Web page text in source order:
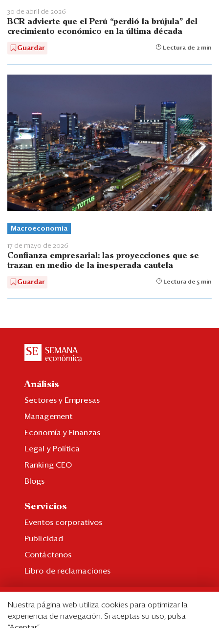
30 de abril de 2026
BCR advierte que el Perú “perdió la brújula” del
crecimiento económico en la última década
Guardar Lectura de 2 min
Macroeconomía
17 de mayo de 2026
Confianza empresarial: las proyecciones que se
trazan en medio de la inesperada cautela
Guardar Lectura de 5 min
Análisis
Sectores y Empresas
Management
Economía y Finanzas
Legal y Política
Ranking CEO
Blogs
Servicios
Eventos corporativos
Publicidad
Contáctenos
Libro de reclamaciones
Suscripción individual
Nuestra página web utiliza cookies para optimizar la
experiencia de navegación. Si aceptas su uso, pulsa